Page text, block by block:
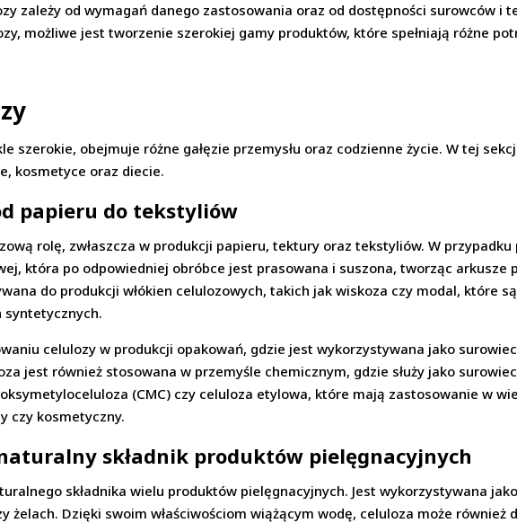
zależy od wymagań danego zastosowania oraz od dostępności surowców i
możliwe jest tworzenie szerokiej gamy produktów, które spełniają różne
szerokie, obejmuje różne gałęzie przemysłu oraz codzienne życie. W tej
kosmetyce oraz diecie.
papieru do tekstyliów
rolę, zwłaszcza w produkcji papieru, tektury oraz tekstyliów. W
która po odpowiedniej obróbce jest prasowana i suszona, tworząc arkusze
do produkcji włókien celulozowych, takich jak wiskoza czy modal, które
syntetycznych.
celulozy w produkcji opakowań, gdzie jest wykorzystywana jako
jest również stosowana w przemyśle chemicznym, gdzie służy jako
(CMC) czy celuloza etylowa, które mają zastosowanie w
czy kosmetyczny.
składnik produktów pielęgnacyjnych
składnika wielu produktów pielęgnacyjnych. Jest wykorzystywana
żelach. Dzięki swoim właściwościom wiążącym wodę, celuloza może również